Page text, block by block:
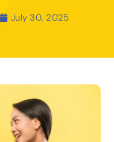
July 30, 2025